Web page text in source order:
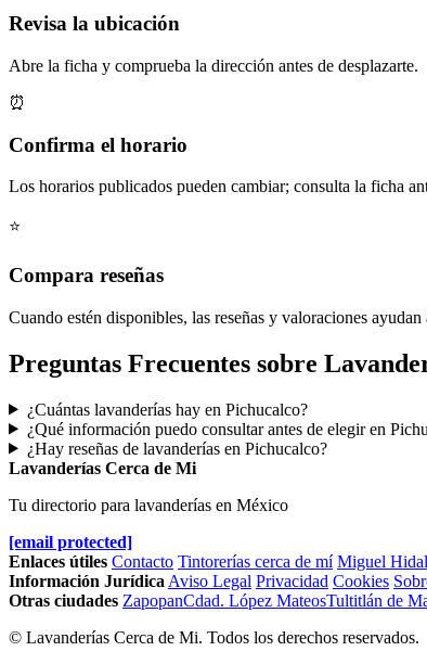
Revisa la ubicación
Abre la ficha y comprueba la dirección antes de desplazarte.
⏰
Confirma el horario
Los horarios publicados pueden cambiar; consulta la ficha
⭐
Compara reseñas
Cuando estén disponibles, las reseñas y valoraciones
Preguntas Frecuentes sobre
¿Cuántas lavanderías hay en Pichucalco?
¿Qué información puedo consultar antes de elegir en
¿Hay reseñas de lavanderías en Pichucalco?
Lavanderías Cerca de Mi
Tu directorio para lavanderías en México
[email protected]
Enlaces útiles Contacto Tintorerías cerca de mí Miguel
Información Jurídica Aviso Legal Privacidad Cookies
Otras ciudades ZapopanCdad. López MateosTultitlán de
© Lavanderías Cerca de Mi. Todos los derechos reservados.